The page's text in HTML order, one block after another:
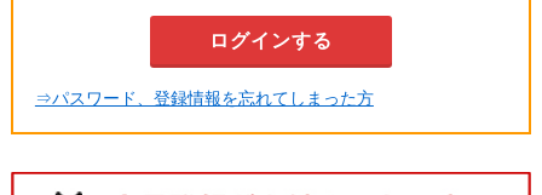
⇒パスワード、登録情報を忘れてしまった方